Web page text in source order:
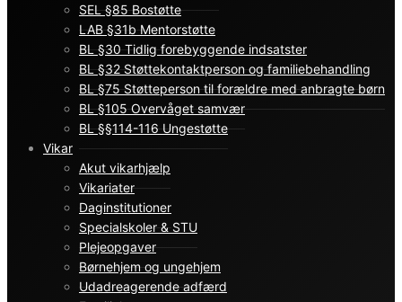
SEL §85 Bostøtte
LAB §31b Mentorstøtte
BL §30 Tidlig forebyggende indsatster
BL §32 Støttekontaktperson og familiebehandling
BL §75 Støtteperson til forældre med anbragte børn
BL §105 Overvåget samvær
BL §§114-116 Ungestøtte
Vikar
Akut vikarhjælp
Vikariater
Daginstitutioner
Specialskoler & STU
Plejeopgaver
Børnehjem og ungehjem
Udadreagerende adfærd